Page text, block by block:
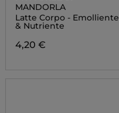
MANDORLA
Latte Corpo - Emolliente
& Nutriente
4,20 €